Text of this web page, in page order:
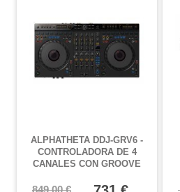
ALPHATHETA DDJ-GRV6 -
CONTROLADORA DE 4
CANALES CON GROOVE
849,00 €